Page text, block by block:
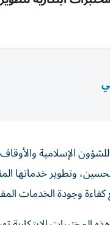
الإسلامية
وتطوير خدماتها
وجودة الخدمات